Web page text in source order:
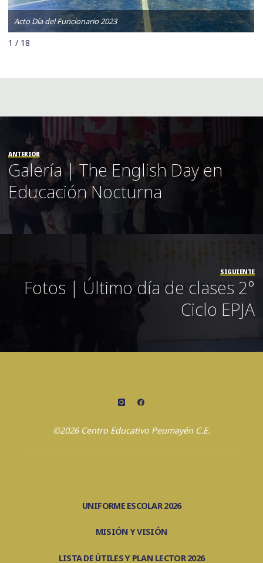
Acto Día del Funcionario 2023
1 / 18
ANTERIOR
Galería | The English Day en
Educación Nocturna
SIGUIENTE
Fotos | Último día de clases 2°
Ciclo EPJA
©2026 Centro Educativo Peumayén C.E.
UNIFORME ESCOLAR 2026
MISIÓN Y VISIÓN
LISTA DE ÚTILES Y PLAN LECTOR 2026